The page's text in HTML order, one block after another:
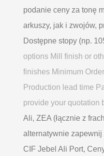
podanie ceny za tonę
arkuszy, jak i zwojów,
Dostępne stopy (np.
options Mill finish or
finishes Minimum
Production lead time
provide your quotation
Ali, ZEA (łącznie z
alternatywnie
CIF Jebel Ali Port,